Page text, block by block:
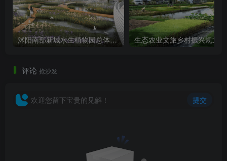
沭阳南部新城水生植物园总体景观规划
评论 抢沙发
欢迎您留下宝贵的见解！ 提交